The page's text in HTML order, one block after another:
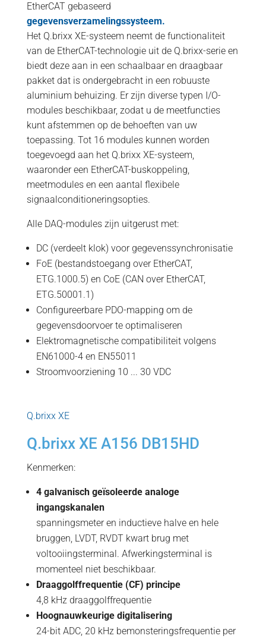
EtherCAT gebaseerd
gegevensverzamelingssysteem.
Het Q.brixx XE-systeem neemt de functionaliteit
van de EtherCAT-technologie uit de Q.brixx-serie en
biedt deze aan in een schaalbaar en draagbaar
pakket dat is ondergebracht in een robuuste
aluminium behuizing. Er zijn diverse typen I/O-
modules beschikbaar, zodat u de meetfuncties
kunt afstemmen op de behoeften van uw
toepassing. Tot 16 modules kunnen worden
toegevoegd aan het Q.brixx XE-systeem,
waaronder een EtherCAT-buskoppeling,
meetmodules en een aantal flexibele
signaalconditioneringsopties.
Alle DAQ-modules zijn uitgerust met:
DC (verdeelt klok) voor gegevenssynchronisatie
FoE (bestandstoegang over EtherCAT,
ETG.1000.5) en CoE (CAN over EtherCAT,
ETG.50001.1)
Configureerbare PDO-mapping om de
gegevensdoorvoer te optimaliseren
Elektromagnetische compatibiliteit volgens
EN61000-4 en EN55011
Stroomvoorziening 10 ... 30 VDC
Q.brixx XE
Q.brixx XE A156 DB15HD
Kenmerken:
4 galvanisch geïsoleerde analoge
ingangskanalen
spanningsmeter en inductieve halve en hele
bruggen, LVDT, RVDT kwart brug met
voltooiingsterminal. Afwerkingsterminal is
momenteel niet beschikbaar.
Draaggolffrequentie (CF) principe
4,8 kHz draaggolffrequentie
Hoognauwkeurige digitalisering
24-bit ADC, 20 kHz bemonsteringsfrequentie per